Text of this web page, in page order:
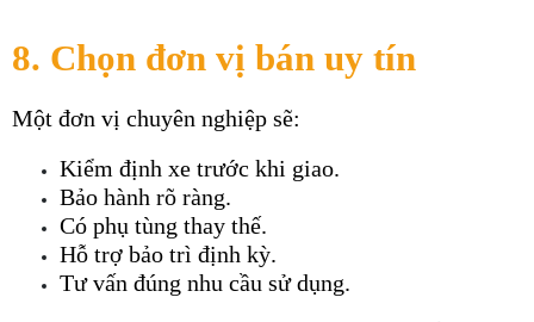
8. Chọn đơn vị bán uy tín
Một đơn vị chuyên nghiệp sẽ:
Kiểm định xe trước khi giao.
Bảo hành rõ ràng.
Có phụ tùng thay thế.
Hỗ trợ bảo trì định kỳ.
Tư vấn đúng nhu cầu sử dụng.